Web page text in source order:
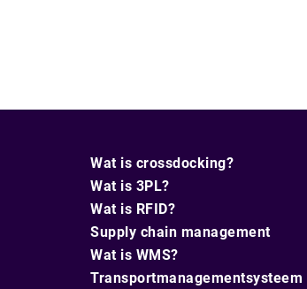
Wat is crossdocking?
Wat is 3PL?
Wat is RFID?
Supply chain management
Wat is WMS?
Transportmanagementsysteem